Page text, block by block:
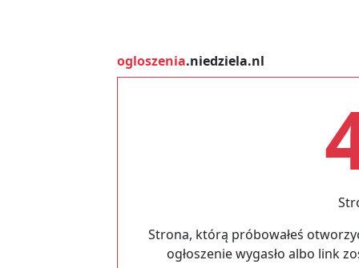
ogloszenia.niedziela.nl
Strona, którą próbowałeś
ogłoszenie wygasło albo link